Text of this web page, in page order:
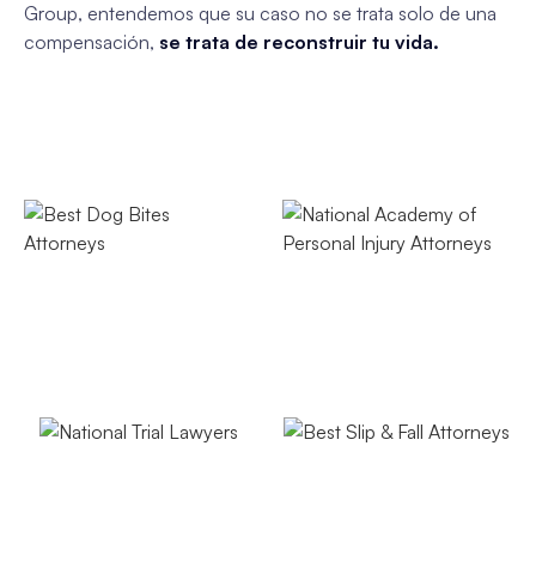
Group, entendemos que su caso no se trata solo de una
compensación, se trata de reconstruir tu vida.